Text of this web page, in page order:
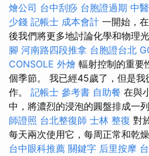
燴公司 台中刮痧 台胞證過期 中
少錢 記帳士 成本會計 一開始，
後我們將更多地討論化學和物理
腳 河南路四段推拿 台胞證台北
CONSOLE 外燴 輻射控制的重要
個季節。 我已經45歲了，但是
作。 記帳士 參考書 自助餐 在與
中，將濃烈的浸泡的圓盤排成一列
師證照 台北整復師 士林 整復 對
每天兩次使用它，每周正常和乾
台中眼科推薦 關鍵字 后里按摩